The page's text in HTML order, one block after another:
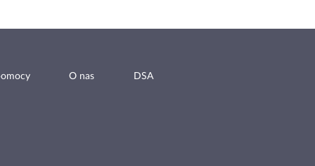
O nas DSA